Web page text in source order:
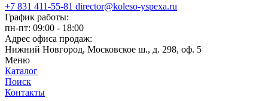
+7 831 411-55-81 director@koleso-yspexa.ru
График работы:
пн-пт: 09:00 - 18:00
Адрес офиса продаж:
Нижний Новгород, Московское ш., д. 298, оф. 5
Меню
Каталог
Поиск
Контакты